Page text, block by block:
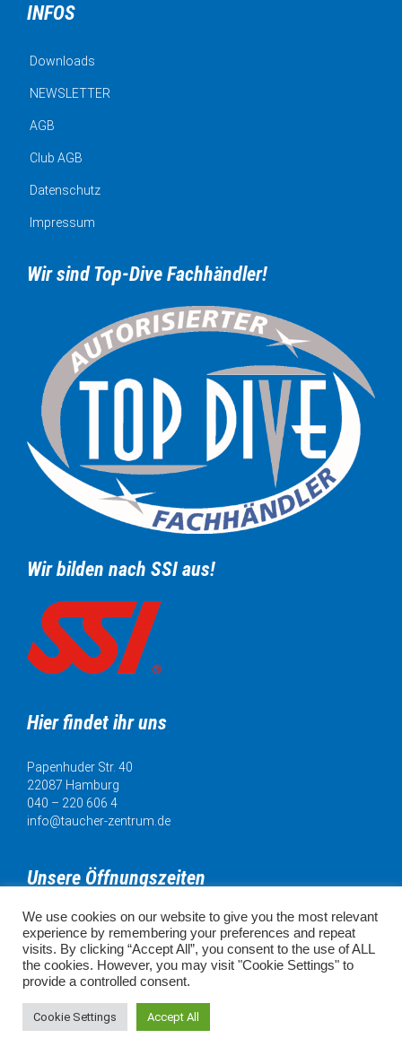
INFOS
Downloads
NEWSLETTER
AGB
Club AGB
Datenschutz
Impressum
Wir sind Top-Dive Fachhändler!
Wir bilden nach SSI aus!
Hier findet ihr uns
Papenhuder Str. 40
22087 Hamburg
040 – 220 606 4
info@taucher-zentrum.de
Unsere Öffnungszeiten
Mo. 11:00 - 18:00 Uhr
Di. 11:00 - 20:00 Uhr
Mi. 11:00 - 18:00 Uhr
Do. 11:00 - 18:00 Uhr
Fr. 11:00 - 18:00 Uhr
SA. 10:00 - 16:00 Uhr
We use cookies on our website to give you the most relevant
experience by remembering your preferences and repeat
visits. By clicking “Accept All”, you consent to the use of ALL
the cookies. However, you may visit "Cookie Settings" to
provide a controlled consent.
Cookie Settings Accept All